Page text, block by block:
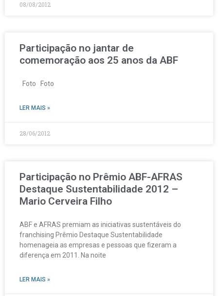
08/08/2012
Participação no jantar de
comemoração aos 25 anos da ABF
Foto Foto
LER MAIS »
28/06/2012
Participação no Prêmio ABF-AFRAS
Destaque Sustentabilidade 2012 –
Mario Cerveira Filho
ABF e AFRAS premiam as iniciativas sustentáveis do
franchising Prêmio Destaque Sustentabilidade
homenageia as empresas e pessoas que fizeram a
diferença em 2011. Na noite
LER MAIS »